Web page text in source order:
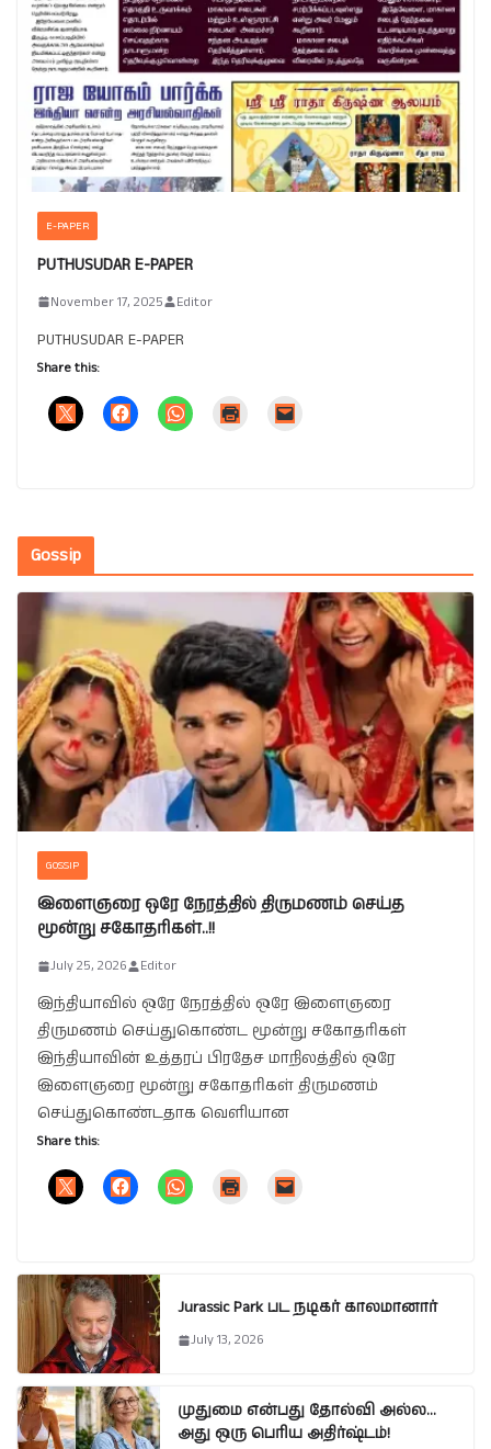
E-PAPER
PUTHUSUDAR E-PAPER
November 17, 2025 Editor
PUTHUSUDAR E-PAPER
Share this:
Gossip
GOSSIP
இளைஞரை ஒரே நேரத்தில் திருமணம் செய்த
மூன்று சகோதரிகள்..!!
July 25, 2026 Editor
இந்தியாவில் ஒரே நேரத்தில் ஒரே இளைஞரை
திருமணம் செய்துகொண்ட மூன்று சகோதரிகள்
இந்தியாவின் உத்தரப் பிரதேச மாநிலத்தில் ஒரே
இளைஞரை மூன்று சகோதரிகள் திருமணம்
செய்துகொண்டதாக வெளியான
Share this:
Jurassic Park பட நடிகர் காலமானார்
July 13, 2026
முதுமை என்பது தோல்வி அல்ல…
அது ஒரு பெரிய அதிர்ஷ்டம்!